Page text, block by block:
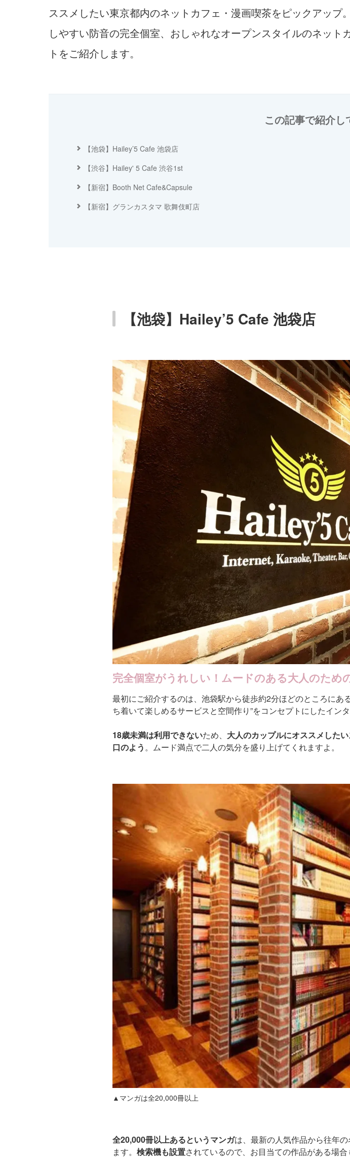
ススメしたい東京都内のネットカフェ・漫画喫茶をピックアッ
しやすい防音の完全個室、おしゃれなオープンスタイルのネッ
トをご紹介します。
この記事で紹介し
【池袋】Hailey’5 Cafe 池袋店
【渋谷】Hailey' 5 Cafe 渋谷1st
【新宿】Booth Net Cafe&Capsule
【新宿】グランカスタマ 歌舞伎町店
【池袋】Hailey’5 Cafe 池袋店
完全個室がうれしい！ムードのある大人のため
最初にご紹介するのは、池袋駅から徒歩約2分ほどのところにあ
ち着いて楽しめるサービスと空間作り”をコンセプトにしたイン
18歳未満は利用できないため、 大人のカップルにオススメした
口のよう。ムード満点で二人の気分を盛り上げてくれますよ。
▲マンガは全20,000冊以上
全20,000冊以上あるというマンガは、最新の人気作品から往年
ます。 検索機も設置されているので、お目当ての作品がある場合